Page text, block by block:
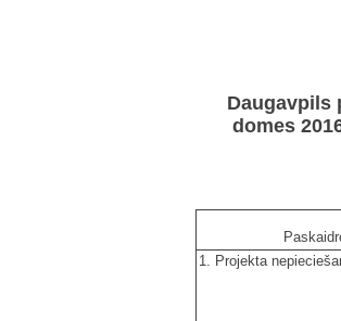
Daugavpils
domes
1. Projekta